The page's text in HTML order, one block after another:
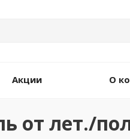
Акции О
от лет./